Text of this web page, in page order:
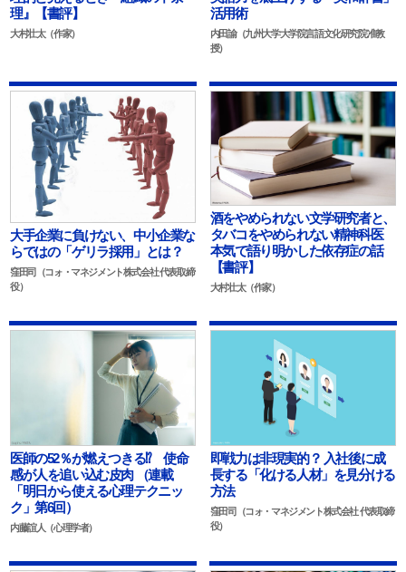
理』【書評】
大村壮太（作家）
活用術
内田諭（九州大学大学院言語文化研究院准教
授）
大手企業に負けない、中小企業な
らではの「ゲリラ採用」とは？
窪田司（コォ・マネジメント株式会社 代表取締
役）
酒をやめられない文学研究者と、
タバコをやめられない精神科医
本気で語り明かした依存症の話
【書評】
大村壮太（作家）
医師の52％が燃えつきる⁉ 使命
感が人を追い込む皮肉 （連載
「明日から使える心理テクニッ
ク」第6回）
内藤誼人（心理学者）
即戦力は非現実的？ 入社後に成
長する「化ける人材」を見分ける
方法
窪田司（コォ・マネジメント株式会社 代表取締
役）